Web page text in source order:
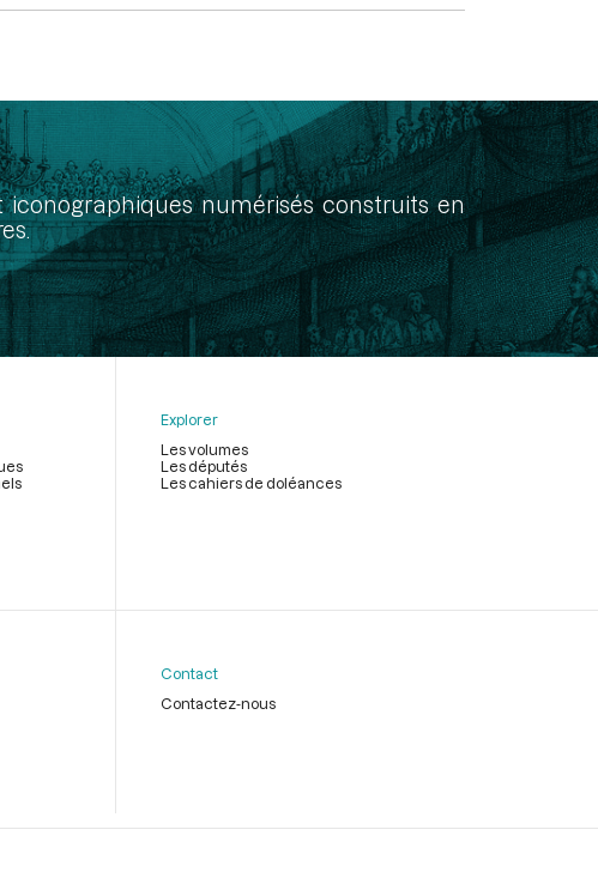
numérisés construits en
Explorer
Les volumes
Les députés
Les cahiers de doléances
Contact
Contactez-nous